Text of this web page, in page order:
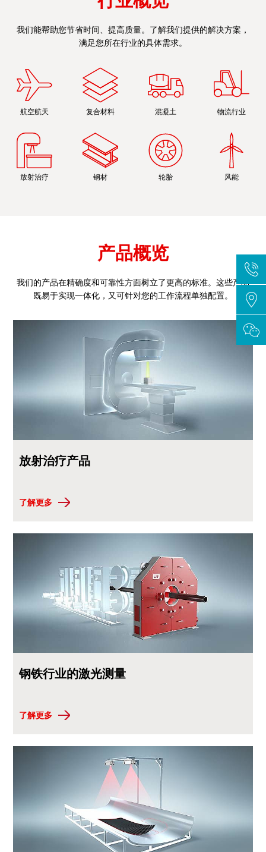
我们能帮助您节省时间、提高质量。了解我们提供的解决方案，
满足您所在行业的具体需求。
航空航天 复合材料 混凝土 物流行业
放射治疗 钢材 轮胎 风能
产品概览
我们的产品在精确度和可靠性方面树立了更高的标准。这些产品
既易于实现一体化，又可针对您的工作流程单独配置。
放射治疗产品
了解更多
钢铁行业的激光测量
了解更多